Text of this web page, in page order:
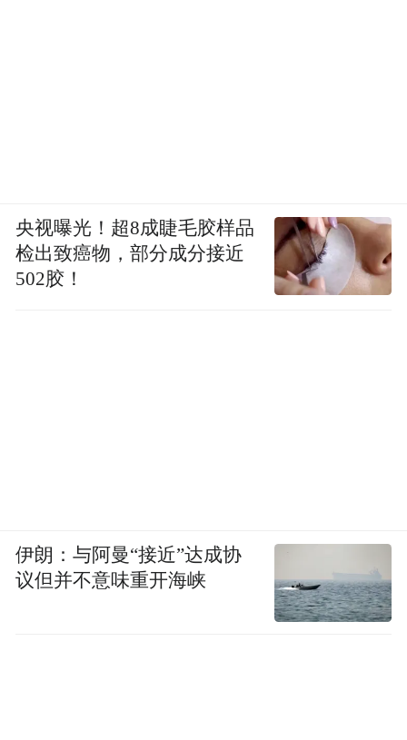
央视曝光！超8成睫毛胶样品
检出致癌物，部分成分接近
502胶！
伊朗：与阿曼“接近”达成协
议但并不意味重开海峡